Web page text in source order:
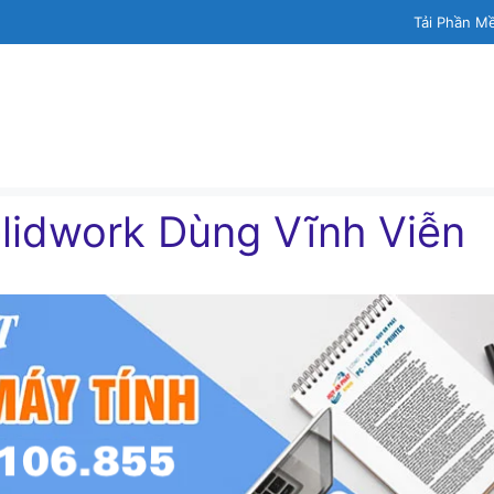
Tải Phần
Dùng Vĩnh Viễn